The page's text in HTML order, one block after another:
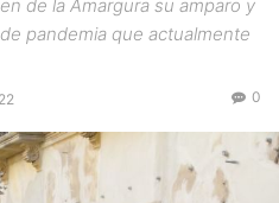
de la Amargura su amparo y
pandemia que actualmente
0